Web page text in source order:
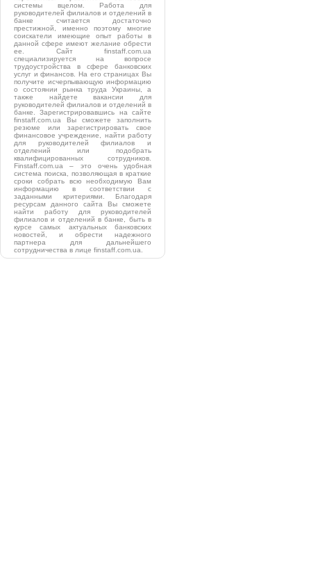
системы вцелом. Работа для
руководителей филиалов и отделений в
банке считается достаточно
престижной, именно поэтому многие
соискатели имеющие опыт работы в
данной сфере имеют желание обрести
ее. Сайт finstaff.com.ua
специализируется на вопросе
трудоустройства в сфере банковских
услуг и финансов. На его страницах Вы
получите исчерпывающую информацию
о состоянии рынка труда Украины, а
также найдете вакансии для
руководителей филиалов и отделений в
банке. Зарегистрировавшись на сайте
finstaff.com.ua Вы сможете заполнить
резюме или зарегистрировать свое
финансовое учреждение, найти работу
для руководителей филиалов и
отделений или подобрать
квалифицированных сотрудников.
Finstaff.com.ua – это очень удобная
система поиска, позволяющая в краткие
сроки собрать всю необходимую Вам
информацию в соответствии с
заданными критериями. Благодаря
ресурсам данного сайта Вы сможете
найти работу для руководителей
филиалов и отделений в банке, быть в
курсе самых актуальных банковских
новостей, и обрести надежного
партнера для дальнейшего
сотрудничества в лице finstaff.com.ua.